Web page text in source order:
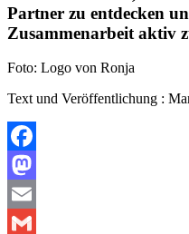
Partner zu entdecken
Zusammenarbeit aktiv
Foto: Logo von Ronja
Text und Veröffentlichung :
Facebook
Mastodon
Email